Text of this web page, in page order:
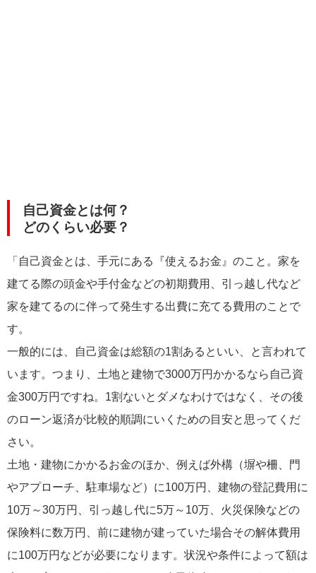
自己資金とは何？
どのくらい必要？
「自己資金とは、手元にある『使えるお金』のこと。家を
建てる際の頭金や手付金などの初期費用、引っ越し代など
家を建てるのに伴って発生する出費に充てる費用のことで
す。
一般的には、自己資金は総額の1割あるといい、と言われて
います。つまり、土地と建物で3000万円かかるなら自己資
金300万円ですね。1割ないとダメなわけではなく、その後
のローン返済が比較的順調にいくための目安と思ってくだ
さい。
土地・建物にかかるお金のほか、例えば外構（塀や柵、門
やアプローチ、駐車場など）に100万円、建物の登記費用に
10万～30万円、引っ越し代に5万～10万、火災保険などの
保険料に数万円、前に建物が建っていた場合その解体費用
に100万円などが必要になります。状況や条件によって額は